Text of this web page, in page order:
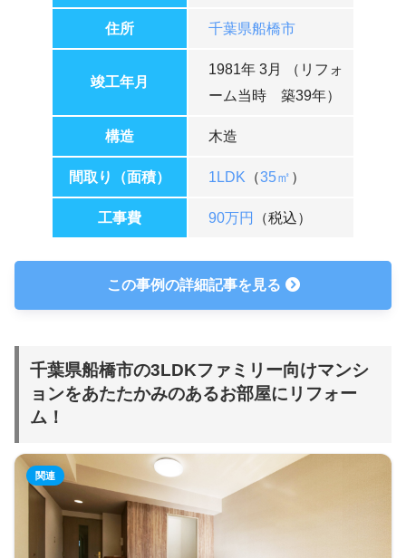
住所 千葉県船橋市
竣工年月
1981年 3月 （リフォ
ーム当時 築39年）
構造 木造
間取り（面積） 1LDK （35㎡ ）
工事費 90万円 （税込）
この事例の詳細記事を見る
千葉県船橋市の3LDKファミリー向けマンシ
ョンをあたたかみのあるお部屋にリフォー
ム！